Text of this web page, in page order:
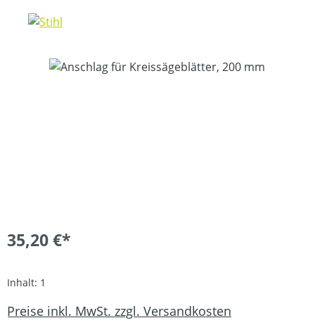
Bildergalerie überspringen
35,20 €*
Inhalt: 1
Preise inkl. MwSt. zzgl. Versandkosten